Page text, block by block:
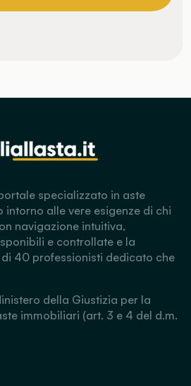
specializzato in aste
alle vere esigenze di chi
navigazione intuitiva,
e controllate e la
40 professionisti dedicato che
della Giustizia per la
immobiliari (art. 3 e 4 del d.m.